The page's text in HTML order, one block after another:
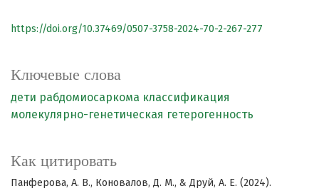
Ключевые слова
дети рабдомиосаркома классификация
молекулярно-генетическая гетерогенность
Как цитировать
Панферова, А. В., Коновалов, Д. М., & Друй, А. Е. (2024).
https://doi.org/10.37469/0507-3758-2024-70-2-267-277